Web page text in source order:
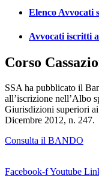
Elenco Avvocati
Avvocati iscritti
Corso
SSA ha pubblicato il
all’iscrizione nell’Albo
Giurisdizioni superiori ai
Dicembre 2012, n. 247.
Consulta il BANDO
Facebook-fYoutube